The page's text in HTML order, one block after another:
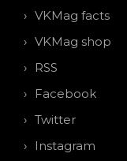
VKMag facts
VKMag shop
RSS
Facebook
Twitter
Instagram